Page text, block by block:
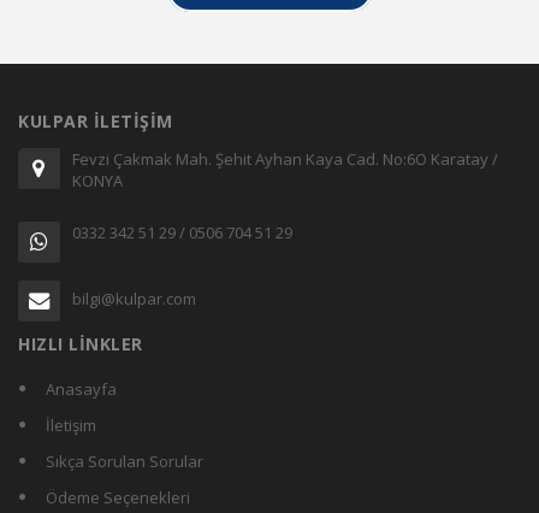
KULPAR İLETİŞİM
Fevzi Çakmak Mah. Şehit Ayhan Kaya Cad. No:6O Karatay /
KONYA
0332 342 51 29 / 0506 704 51 29
bilgi@kulpar.com
HIZLI LİNKLER
Anasayfa
İletişim
Sıkça Sorulan Sorular
Ödeme Seçenekleri